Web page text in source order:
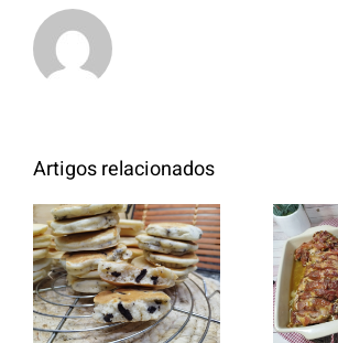
Artigos relacionados
Panquecas
com Oreo